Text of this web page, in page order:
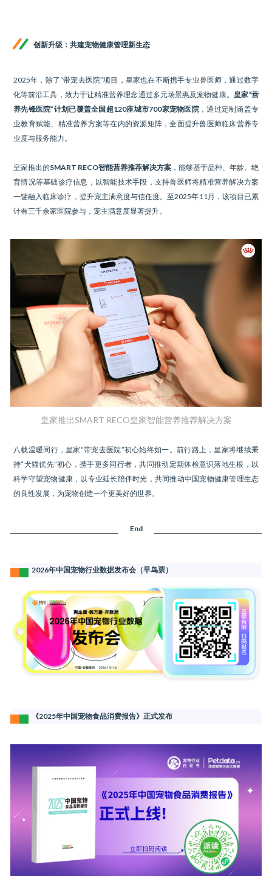
创新升级：共建宠物健康管理新生态
2025年，除了“带宠去医院”项目，皇家也在不断携手专业兽医师，通过数字
化等前沿工具，致力于让精准营养理念通过多元场景惠及宠物健康。 皇家“营
养先锋医院”计划已覆盖全国超120座城市700家宠物医院，通过定制涵盖专
业教育赋能、精准营养方案等在内的资源矩阵，全面提升兽医师临床营养专
业度与服务能力。
皇家推出的SMART RECO智能营养推荐解决方案 ，能够基于品种、年龄、绝
育情况等基础诊疗信息，以智能技术手段，支持兽医师将精准营养解决方案
一键融入临床诊疗，提升宠主满意度与信任度。至2025年11月，该项目已累
计有三千余家医院参与，宠主满意度显著提升。
皇家推出SMART RECO皇家智能营养推荐解决方案
八载温暖同行，皇家“带宠去医院”初心始终如一。前行路上，皇家将继续秉
持“犬猫优先”初心，携手更多同行者，共同推动定期体检意识落地生根，以
科学守望宠物健康，以专业延长陪伴时光，共同推动中国宠物健康管理生态
的良性发展，为宠物创造一个更美好的世界。
End
2026年中国宠物行业数据发布会（早鸟票）
《2025年中国宠物食品消费报告》正式发布